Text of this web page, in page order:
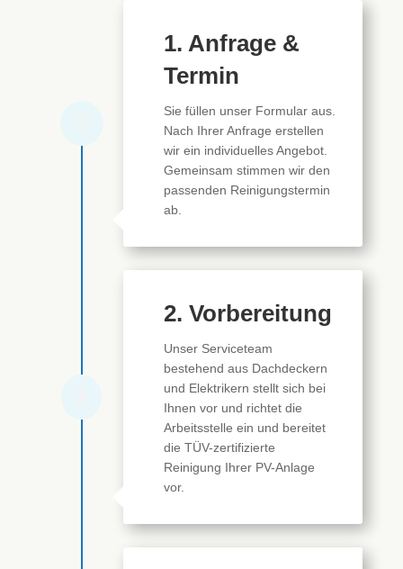
1. Anfrage &
Termin
Sie füllen unser Formular aus.
Nach Ihrer Anfrage erstellen
wir ein individuelles Angebot.
Gemeinsam stimmen wir den
passenden Reinigungstermin
ab.
2. Vorbereitung
Unser Serviceteam
bestehend aus Dachdeckern
und Elektrikern stellt sich bei
Ihnen vor und richtet die
Arbeitsstelle ein und bereitet
die TÜV-zertifizierte
Reinigung Ihrer PV-Anlage
vor.